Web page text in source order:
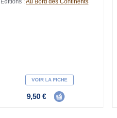
Editions :Au Bord des Continents
VOIR LA FICHE
9,50 €